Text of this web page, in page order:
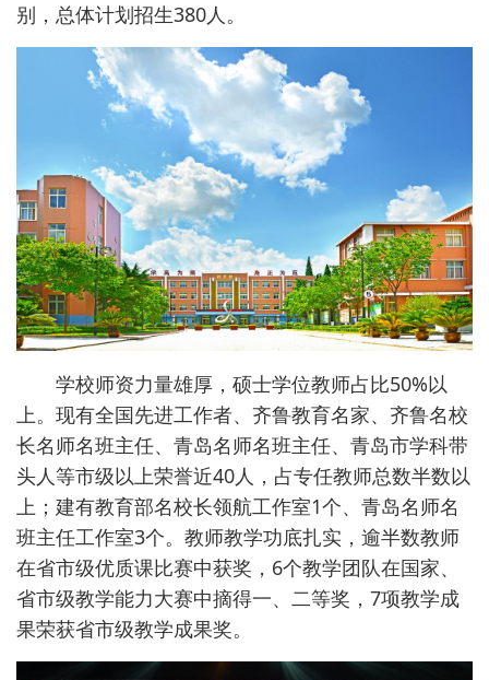
别，总体计划招生380人。
学校师资力量雄厚，硕士学位教师占比50%以
上。现有全国先进工作者、齐鲁教育名家、齐鲁名校
长名师名班主任、青岛名师名班主任、青岛市学科带
头人等市级以上荣誉近40人，占专任教师总数半数以
上；建有教育部名校长领航工作室1个、青岛名师名
班主任工作室3个。教师教学功底扎实，逾半数教师
在省市级优质课比赛中获奖，6个教学团队在国家、
省市级教学能力大赛中摘得一、二等奖，7项教学成
果荣获省市级教学成果奖。